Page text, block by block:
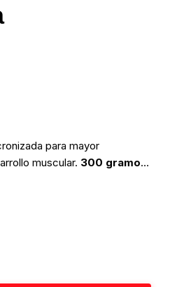
para mayor
muscular. 300 gramos